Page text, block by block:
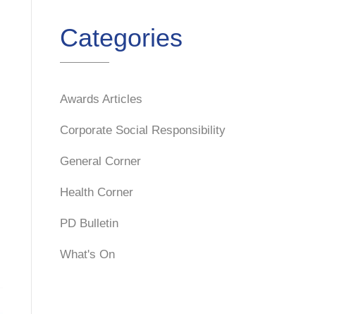
Categories
Awards Articles
Corporate Social Responsibility
General Corner
Health Corner
PD Bulletin
What's On